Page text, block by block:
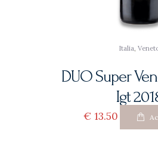
Italia,
DUO Super
Igt
€ 13 50